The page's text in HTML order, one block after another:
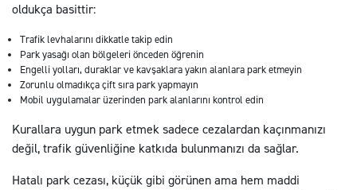
oldukça basittir:
Trafik levhalarını dikkatle takip edin
Park yasağı olan bölgeleri önceden öğrenin
Engelli yolları, duraklar ve kavşaklara yakın alanlara park etmeyin
Zorunlu olmadıkça çift sıra park yapmayın
Mobil uygulamalar üzerinden park alanlarını kontrol edin
Kurallara uygun park etmek sadece cezalardan kaçınmanızı
değil, trafik güvenliğine katkıda bulunmanızı da sağlar.
Hatalı park cezası, küçük gibi görünen ama hem maddi